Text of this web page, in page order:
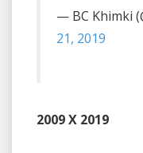
— BC Khimki
21, 2019
2009 Х 2019